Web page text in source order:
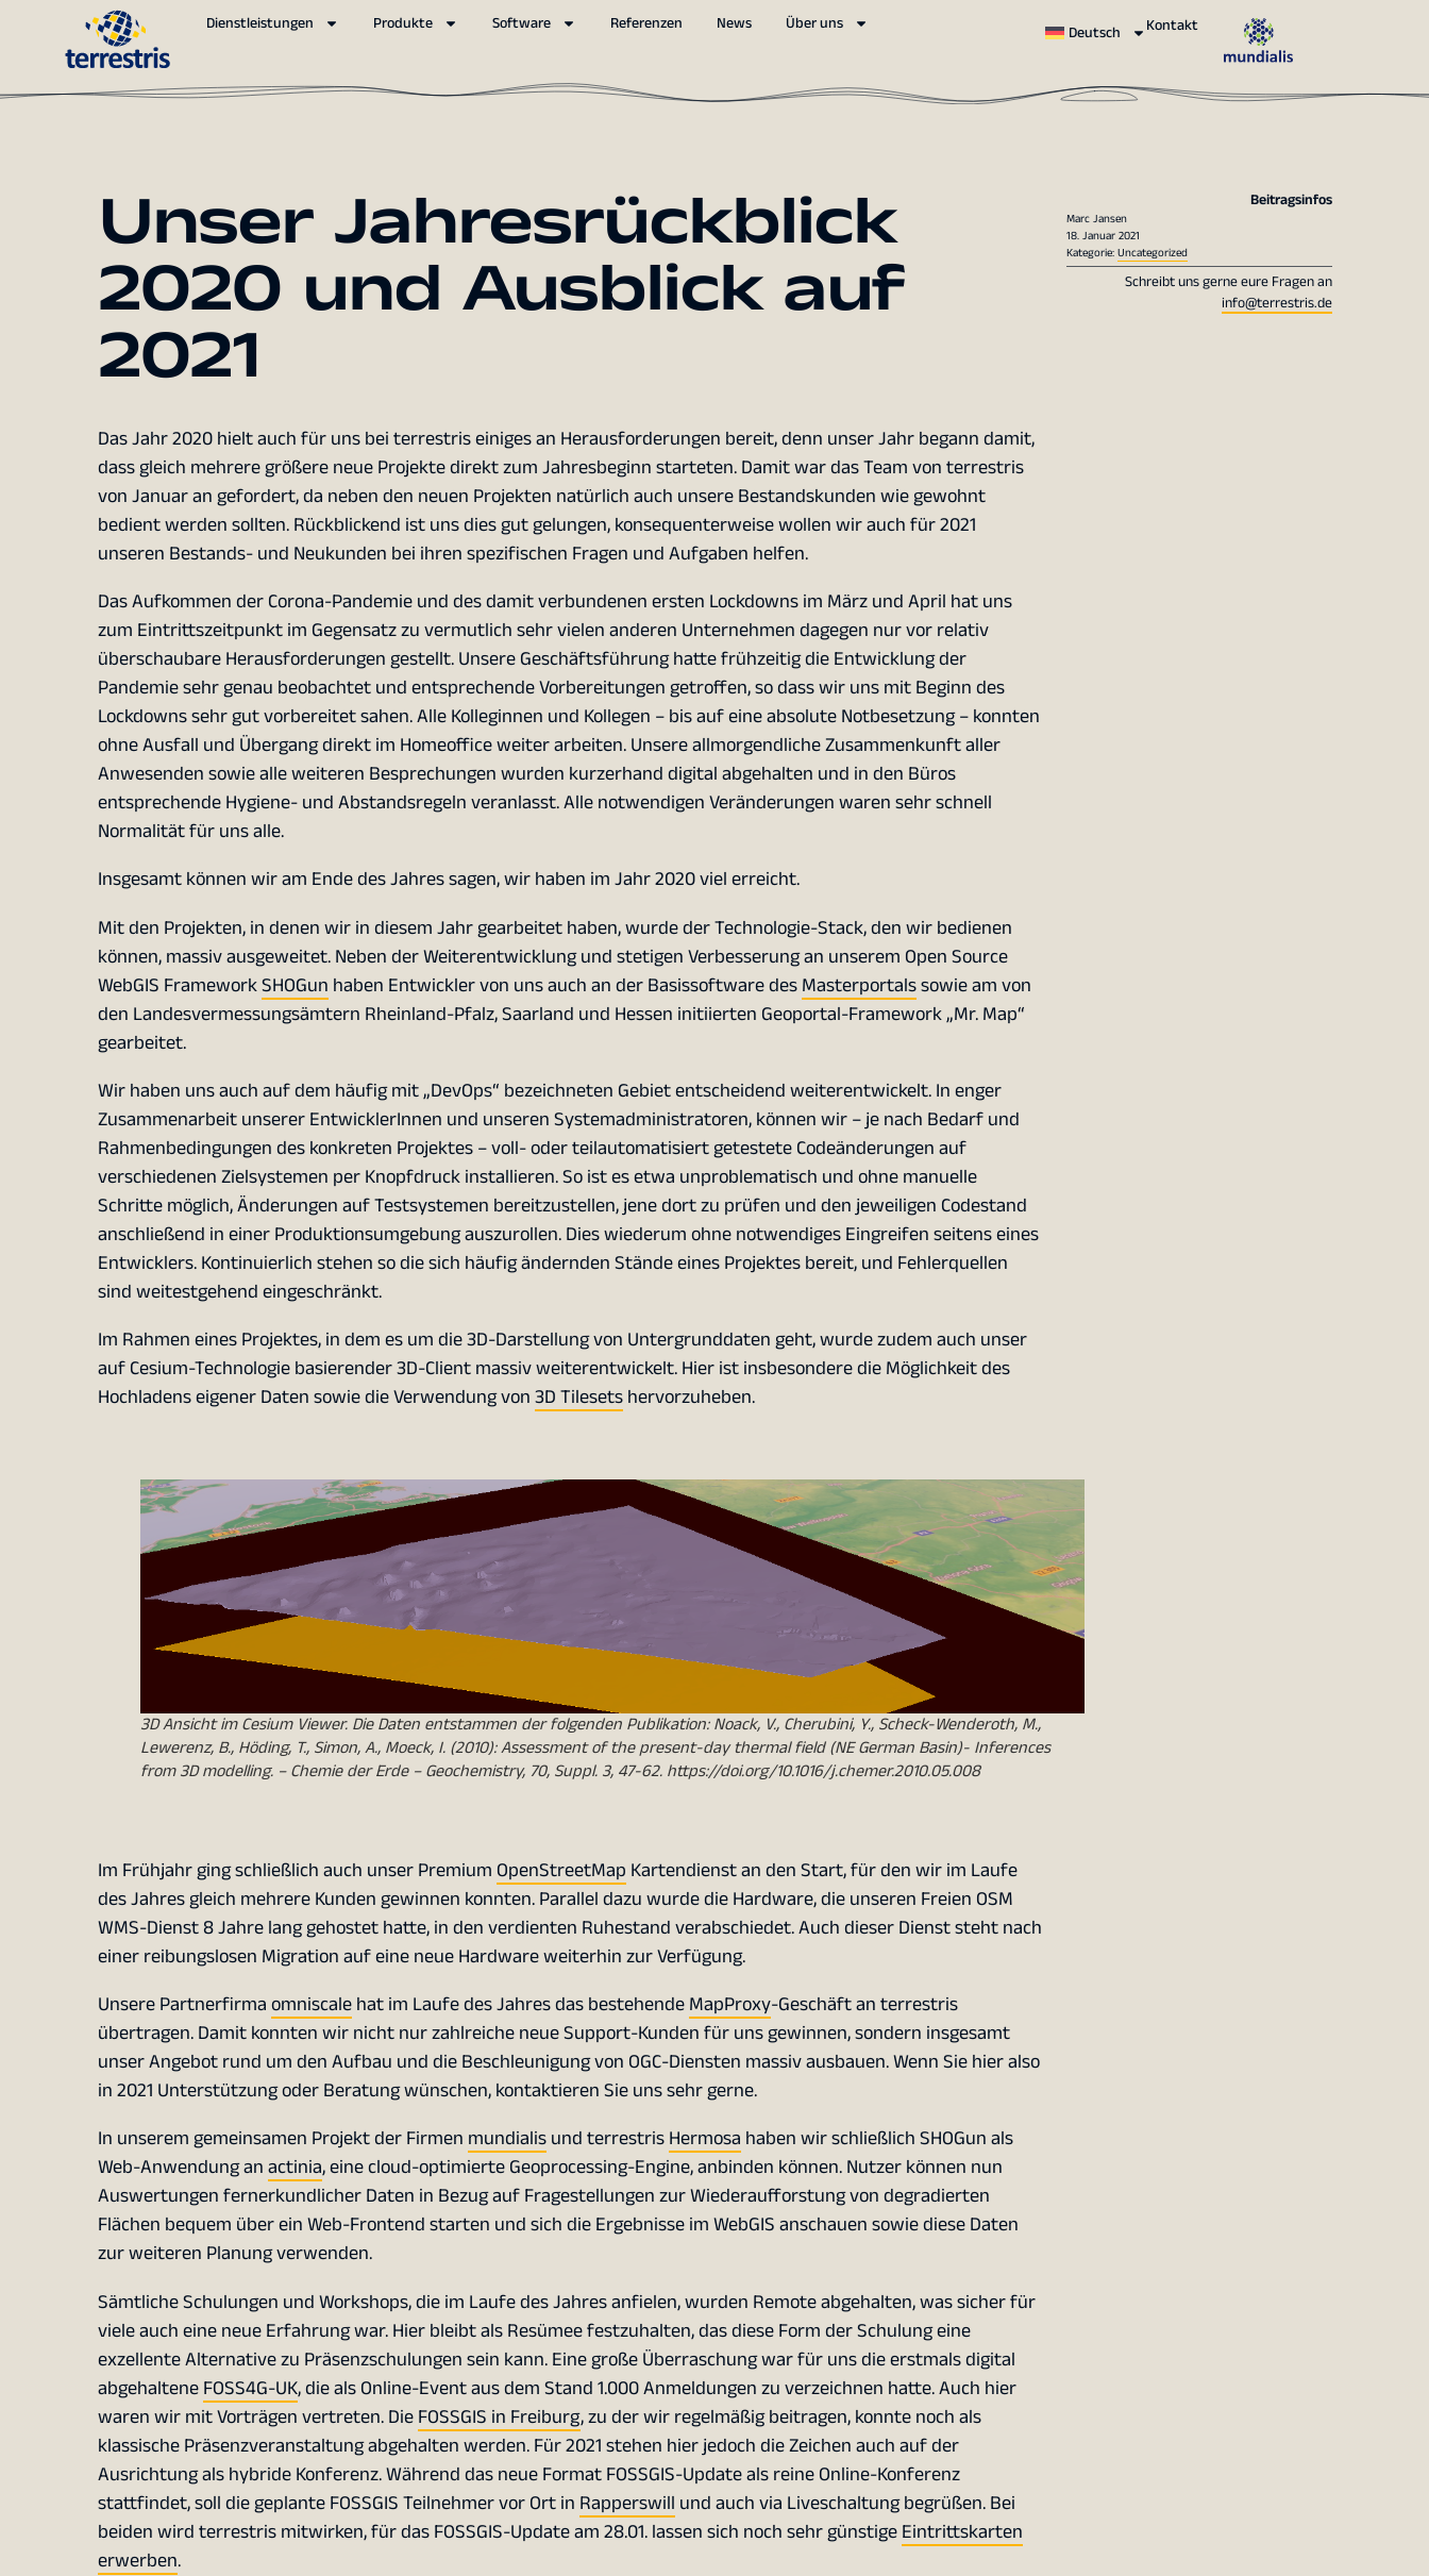
Dienstleistungen Produkte Software Referenzen News Über uns Deutsch Kontakt
Unser Jahresrückblick
2020 und Ausblick auf
2021
Das Jahr 2020 hielt auch für uns bei terrestris einiges an Herausforderungen bereit, denn unser Jahr begann damit,
dass gleich mehrere größere neue Projekte direkt zum Jahresbeginn starteten. Damit war das Team von terrestris
von Januar an gefordert, da neben den neuen Projekten natürlich auch unsere Bestandskunden wie gewohnt
bedient werden sollten. Rückblickend ist uns dies gut gelungen, konsequenterweise wollen wir auch für 2021
unseren Bestands- und Neukunden bei ihren spezifischen Fragen und Aufgaben helfen.
Das Aufkommen der Corona-Pandemie und des damit verbundenen ersten Lockdowns im März und April hat uns
zum Eintrittszeitpunkt im Gegensatz zu vermutlich sehr vielen anderen Unternehmen dagegen nur vor relativ
überschaubare Herausforderungen gestellt. Unsere Geschäftsführung hatte frühzeitig die Entwicklung der
Pandemie sehr genau beobachtet und entsprechende Vorbereitungen getroffen, so dass wir uns mit Beginn des
Lockdowns sehr gut vorbereitet sahen. Alle Kolleginnen und Kollegen – bis auf eine absolute Notbesetzung – konnten
ohne Ausfall und Übergang direkt im Homeoffice weiter arbeiten. Unsere allmorgendliche Zusammenkunft aller
Anwesenden sowie alle weiteren Besprechungen wurden kurzerhand digital abgehalten und in den Büros
entsprechende Hygiene- und Abstandsregeln veranlasst. Alle notwendigen Veränderungen waren sehr schnell
Normalität für uns alle.
Insgesamt können wir am Ende des Jahres sagen, wir haben im Jahr 2020 viel erreicht.
Mit den Projekten, in denen wir in diesem Jahr gearbeitet haben, wurde der Technologie-Stack, den wir bedienen
können, massiv ausgeweitet. Neben der Weiterentwicklung und stetigen Verbesserung an unserem Open Source
WebGIS FrameworkSHOGun haben Entwickler von uns auch an der Basissoftware desMasterportalssowie am von
den Landesvermessungsämtern Rheinland-Pfalz, Saarland und Hessen initiierten Geoportal-Framework „Mr. Map“
gearbeitet.
Wir haben uns auch auf dem häufig mit „DevOps“ bezeichneten Gebiet entscheidend weiterentwickelt. In enger
Zusammenarbeit unserer EntwicklerInnen und unseren Systemadministratoren, können wir – je nach Bedarf und
Rahmenbedingungen des konkreten Projektes – voll- oder teilautomatisiert getestete Codeänderungen auf
verschiedenen Zielsystemen per Knopfdruck installieren. So ist es etwa unproblematisch und ohne manuelle
Schritte möglich, Änderungen auf Testsystemen bereitzustellen, jene dort zu prüfen und den jeweiligen Codestand
anschließend in einer Produktionsumgebung auszurollen. Dies wiederum ohne notwendiges Eingreifen seitens eines
Entwicklers. Kontinuierlich stehen so die sich häufig ändernden Stände eines Projektes bereit, und Fehlerquellen
sind weitestgehend eingeschränkt.
Im Rahmen eines Projektes, in dem es um die 3D-Darstellung von Untergrunddaten geht, wurde zudem auch unser
auf Cesium-Technologie basierender 3D-Client massiv weiterentwickelt. Hier ist insbesondere die Möglichkeit des
Hochladens eigener Daten sowie die Verwendung von3D Tilesetshervorzuheben.
3D Ansicht im Cesium Viewer. Die Daten entstammen der folgenden Publikation: Noack, V., Cherubini, Y., Scheck-Wenderoth, M.,
Lewerenz, B., Höding, T., Simon, A., Moeck, I. (2010): Assessment of the present-day thermal field (NE German Basin)- Inferences
from 3D modelling. – Chemie der Erde – Geochemistry, 70, Suppl. 3, 47-62. https://doi.org/10.1016/j.chemer.2010.05.008
Im Frühjahr ging schließlich auch unser Premium OpenStreetMap Kartendienst an den Start, für den wir im Laufe
des Jahres gleich mehrere Kunden gewinnen konnten. Parallel dazu wurde die Hardware, die unseren Freien OSM
WMS-Dienst 8 Jahre lang gehostet hatte, in den verdienten Ruhestand verabschiedet. Auch dieser Dienst steht nach
einer reibungslosen Migration auf eine neue Hardware weiterhin zur Verfügung.
Unsere Partnerfirmaomniscalehat im Laufe des Jahres das bestehendeMapProxy-Geschäft an terrestris
übertragen. Damit konnten wir nicht nur zahlreiche neue Support-Kunden für uns gewinnen, sondern insgesamt
unser Angebot rund um den Aufbau und die Beschleunigung von OGC-Diensten massiv ausbauen. Wenn Sie hier also
in 2021 Unterstützung oder Beratung wünschen, kontaktieren Sie uns sehr gerne.
In unserem gemeinsamen Projekt der Firmen mundialisund terrestrisHermosa haben wir schließlich SHOGun als
Web-Anwendung anactinia, eine cloud-optimierte Geoprocessing-Engine, anbinden können. Nutzer können nun
Auswertungen fernerkundlicher Daten in Bezug auf Fragestellungen zur Wiederaufforstung von degradierten
Flächen bequem über ein Web-Frontend starten und sich die Ergebnisse im WebGIS anschauen sowie diese Daten
zur weiteren Planung verwenden.
Sämtliche Schulungen und Workshops, die im Laufe des Jahres anfielen, wurden Remote abgehalten, was sicher für
viele auch eine neue Erfahrung war. Hier bleibt als Resümee festzuhalten, das diese Form der Schulung eine
exzellente Alternative zu Präsenzschulungen sein kann. Eine große Überraschung war für uns die erstmals digital
abgehalteneFOSS4G-UK, die als Online-Event aus dem Stand 1.000 Anmeldungen zu verzeichnen hatte. Auch hier
waren wir mit Vorträgen vertreten. DieFOSSGIS in Freiburg, zu der wir regelmäßig beitragen, konnte noch als
klassische Präsenzveranstaltung abgehalten werden. Für 2021 stehen hier jedoch die Zeichen auch auf der
Ausrichtung als hybride Konferenz. Während das neue Format FOSSGIS-Update als reine Online-Konferenz
stattfindet, soll die geplante FOSSGIS Teilnehmer vor Ort in Rapperswill und auch via Liveschaltung begrüßen. Bei
beiden wird terrestris mitwirken, für das FOSSGIS-Update am 28.01. lassen sich noch sehr günstigeEintrittskarten
erwerben.
Beitragsinfos
Marc Jansen
18. Januar 2021
Kategorie:Uncategorized
Schreibt uns gerne eure Fragen an
info@terrestris.de